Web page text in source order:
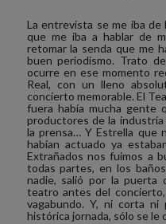
La entrevista se me iba de
que me iba a hablar de
retomar la senda que me
buen periodismo. Trato
ocurre en ese momento
Real, con un lleno
concierto memorable. El
fuera había mucha gente
productores de la
la prensa… Y Estrella que
habían actuado ya
Extrañados nos fuimos a
todas partes, en los
nadie, salió por la
teatro antes del
vagabundo. Y, ni corta ni
histórica jornada, sólo se le